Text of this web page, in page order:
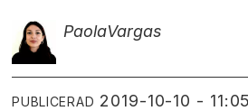
PaolaVargas
PUBLICERAD 2019-10-10 - 11:05